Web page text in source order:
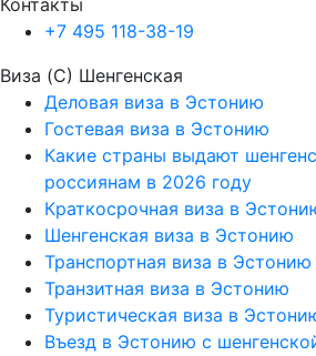
Контакты
+7 495 118-38-19
Виза (C) Шенгенская
Деловая виза в Эстонию
Гостевая виза в Эстонию
Какие страны выдают
россиянам в 2026 году
Краткосрочная виза в
Шенгенская виза в Эстонию
Транспортная виза в Эстонию
Транзитная виза в Эстонию
Туристическая виза в
Въезд в Эстонию с